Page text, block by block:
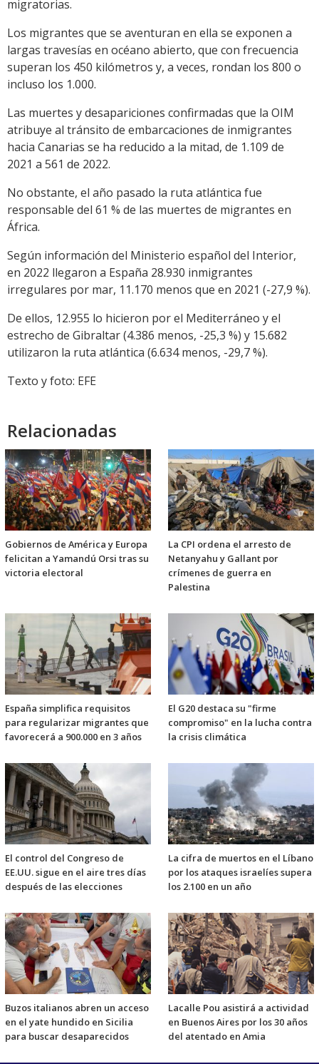
migratorias.
Los migrantes que se aventuran en ella se exponen a
largas travesías en océano abierto, que con frecuencia
superan los 450 kilómetros y, a veces, rondan los 800 o
incluso los 1.000.
Las muertes y desapariciones confirmadas que la OIM
atribuye al tránsito de embarcaciones de inmigrantes
hacia Canarias se ha reducido a la mitad, de 1.109 de
2021 a 561 de 2022.
No obstante, el año pasado la ruta atlántica fue
responsable del 61 % de las muertes de migrantes en
África.
Según información del Ministerio español del Interior,
en 2022 llegaron a España 28.930 inmigrantes
irregulares por mar, 11.170 menos que en 2021 (-27,9 %).
De ellos, 12.955 lo hicieron por el Mediterráneo y el
estrecho de Gibraltar (4.386 menos, -25,3 %) y 15.682
utilizaron la ruta atlántica (6.634 menos, -29,7 %).
Texto y foto: EFE
Relacionadas
Gobiernos de América y Europa
felicitan a Yamandú Orsi tras su
victoria electoral
La CPI ordena el arresto de
Netanyahu y Gallant por
crímenes de guerra en
Palestina
España simplifica requisitos
para regularizar migrantes que
favorecerá a 900.000 en 3 años
El G20 destaca su "firme
compromiso" en la lucha contra
la crisis climática
El control del Congreso de
EE.UU. sigue en el aire tres días
después de las elecciones
La cifra de muertos en el Líbano
por los ataques israelíes supera
los 2.100 en un año
Buzos italianos abren un acceso
en el yate hundido en Sicilia
para buscar desaparecidos
Lacalle Pou asistirá a actividad
en Buenos Aires por los 30 años
del atentado en Amia